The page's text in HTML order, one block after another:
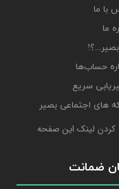
ضمانت
با ما
ما
حساب‌ها
سریع
های اجتماعی بصیر
لینک این صفحه